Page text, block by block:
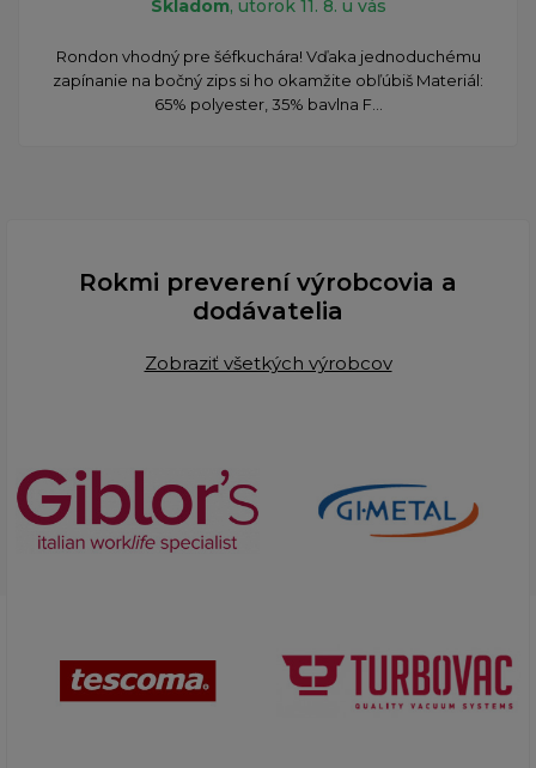
Skladom, utorok 11. 8. u vás
Rondon vhodný pre šéfkuchára! Vďaka jednoduchému
zapínanie na bočný zips si ho okamžite obľúbiš Materiál:
65% polyester, 35% bavlna F...
Rokmi preverení výrobcovia a
dodávatelia
Zobraziť všetkých výrobcov